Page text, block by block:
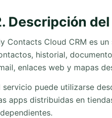
Descripción
Contacts Cloud CRM es
historial,
enlaces web y mapas
servicio puede utilizarse
apps distribuidas en